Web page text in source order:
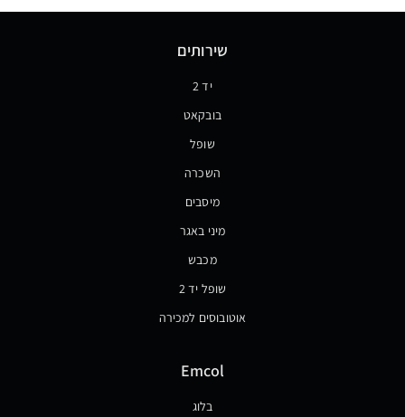
שירותים
יד 2
בובקאט
שופל
השכרה
מיסבים
מיני באגר
מכבש
שופל יד 2
אוטובוסים למכירה
Emcol
בלוג